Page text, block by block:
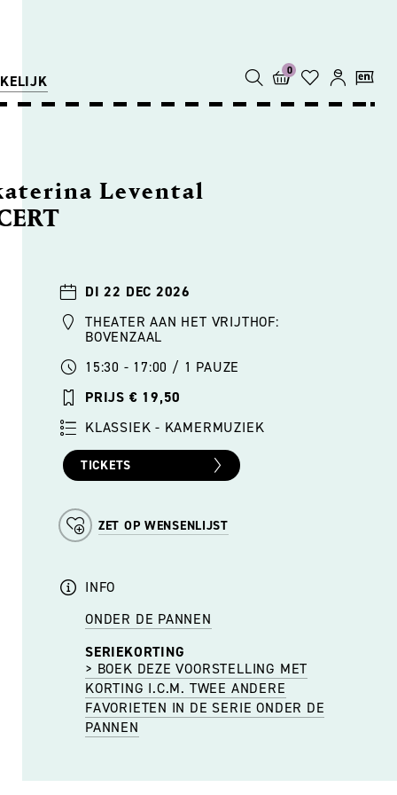
0
Levental
DI 22 DEC 2026
THEATER AAN HET VRIJTHOF:
BOVENZAAL
15:30 - 17:00 / 1 PAUZE
PRIJS € 19,50
KLASSIEK - KAMERMUZIEK
TICKETS
ZET OP WENSENLIJST
INFO
ONDER DE PANNEN
SERIEKORTING
> BOEK DEZE VOORSTELLING MET
KORTING I.C.M. TWEE ANDERE
FAVORIETEN IN DE SERIE ONDER DE
PANNEN